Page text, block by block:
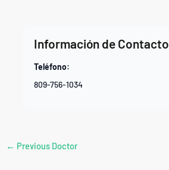
Información de Contacto
Teléfono:
809-756-1034
← Previous Doctor